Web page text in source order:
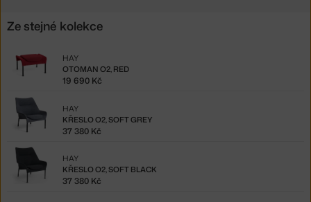
Ze stejné kolekce
OTOMAN O2, RED
HAY
19 690 Kč
KŘESLO O2, SOFT GREY
HAY
37 380 Kč
KŘESLO O2, SOFT BLACK
HAY
37 380 Kč